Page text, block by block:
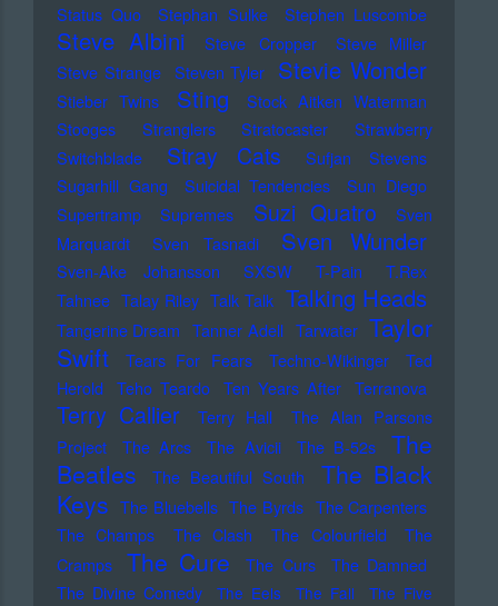
Status Quo
Stephan Sulke Stephen Luscombe
Steve Albini Steve Cropper
Steve Miller
Steve Strange Steven Tyler Stevie Wonder
Stieber Twins Sting
Stock Aitken Waterman
Stooges
Stranglers Stratocaster
Strawberry
Switchblade
Stray Cats
Sufjan Stevens
Sugarhill Gang
Suicidal Tendencies
Sun Diego
Supertramp
Supremes Suzi Quatro
Sven
Marquardt
Sven Tasnadi Sven Wunder
Sven-Ake Johansson SXSW T-Pain
T.Rex
Tahnee Talay Riley Talk Talk Talking Heads
Tangerine Dream Tanner Adell Tarwater Taylor
Swift
Tears For Fears Techno-Wikinger
Ted
Herold
Teho Teardo Ten Years After Terranova
Terry Callier Terry Hall
The Alan Parsons
Project
The Arcs The Avicii The B-52s
The
Beatles
The Beautiful South
The Black
Keys The Bluebells The Byrds The Carpenters
The Champs
The Clash The Colourfield
The
Cramps
The Cure The Curs
The Damned
The Divine Comedy
The Eels The Fall
The Five